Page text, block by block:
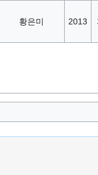
황은미 2013